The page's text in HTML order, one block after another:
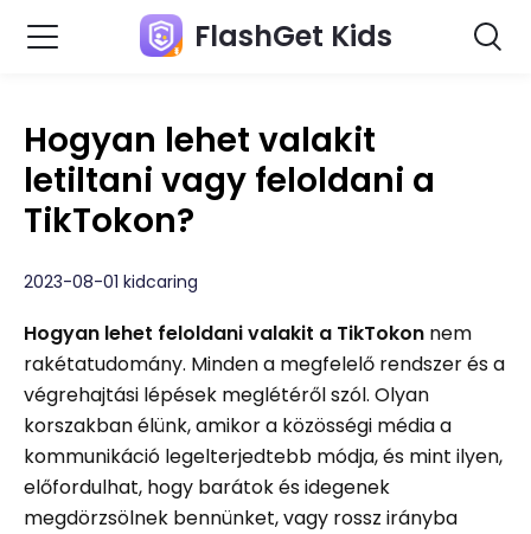
FlashGet Kids
Hogyan lehet valakit
letiltani vagy feloldani a
TikTokon?
2023-08-01 kidcaring
Hogyan lehet feloldani valakit a TikTokon nem
rakétatudomány. Minden a megfelelő rendszer és a
végrehajtási lépések meglétéről szól. Olyan
korszakban élünk, amikor a közösségi média a
kommunikáció legelterjedtebb módja, és mint ilyen,
előfordulhat, hogy barátok és idegenek
megdörzsölnek bennünket, vagy rossz irányba